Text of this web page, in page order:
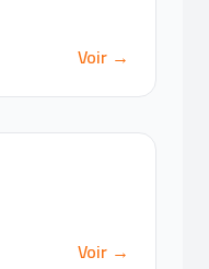
Voir →
Voir →